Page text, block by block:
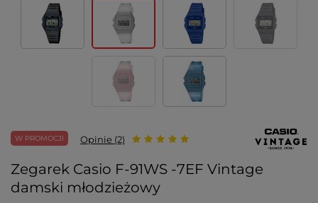
W PROMOCJI Opinie (2)
Zegarek Casio F-91WS -7EF Vintage
damski młodzieżowy